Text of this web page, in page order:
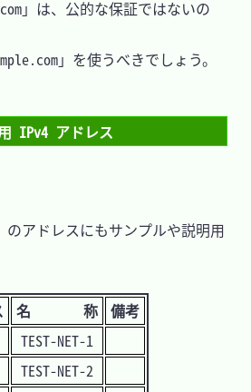
」は、公的な保証ではないの
」を使うべきでしょう。
IPv4 アドレス
アドレスにもサンプルや説明用
名 称 備考
TEST-NET-1
TEST-NET-2